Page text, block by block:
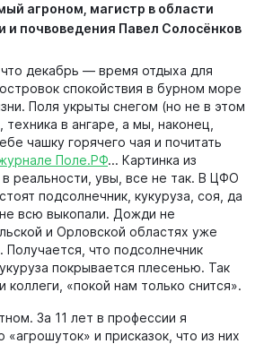
агроном, магистр в области
и почвоведения Павел Солосёнков
декабрь — время отдыха для
спокойствия в бурном море
Поля укрыты снегом (но не в этом
в ангаре, а мы, наконец,
чашку горячего чая и почитать
Поле.РФ... Картинка из
реальности, увы, все не так. В ЦФО
подсолнечник, кукуруза, соя, да
всю выкопали. Дожди не
и Орловской областях уже
Получается, что подсолнечник
покрывается плесенью. Так
коллеги, «покой нам только снится».
За 11 лет в профессии я
«агрошуток» и присказок, что из них